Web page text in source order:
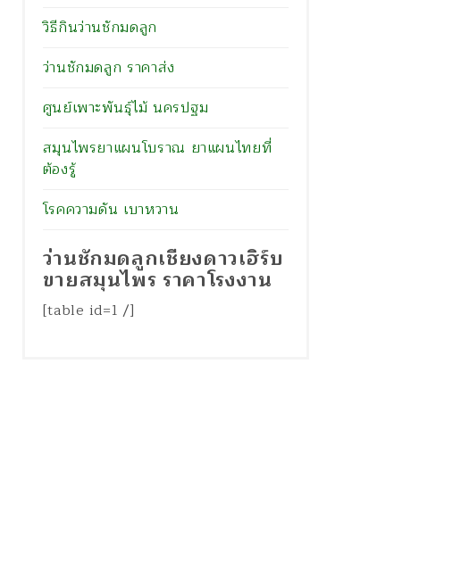
วิธีกินว่านชักมดลูก
ว่านชักมดลูก ราคาส่ง
ศูนย์เพาะพันธุ์ไม้ นครปฐม
สมุนไพรยาแผนโบราณ ยาแผนไทยที่
ต้องรู้
โรคความดัน เบาหวาน
ว่านชักมดลูกเชียงดาวเฮิร์บ
ขายสมุนไพร ราคาโรงงาน
[table id=1 /]